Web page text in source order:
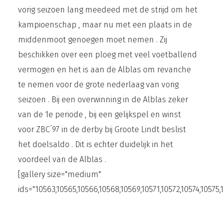
vorig seizoen lang meedeed met de strijd om het
kampioenschap , maar nu met een plaats in de
middenmoot genoegen moet nemen . Zij
beschikken over een ploeg met veel voetballend
vermogen en het is aan de Alblas om revanche
te nemen voor de grote nederlaag van vorig
seizoen . Bij een overwinning in de Alblas zeker
van de 1e periode , bij een gelijkspel en winst
voor ZBC´97 in de derby bij Groote Lindt beslist
het doelsaldo . Dit is echter duidelijk in het
voordeel van de Alblas .
[gallery size="medium"